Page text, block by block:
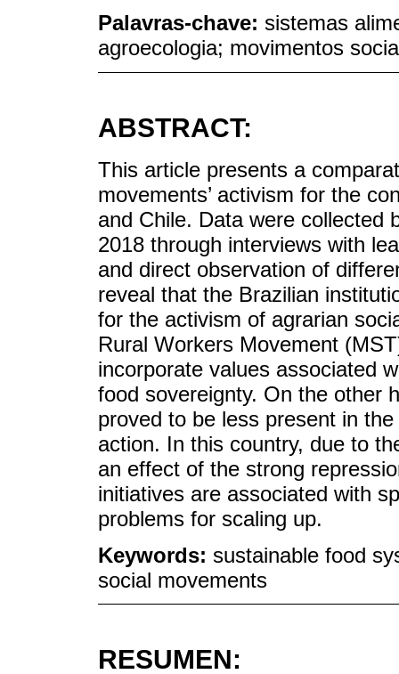
Palavras-chave: sistemas
agroecologia; movimentos
ABSTRACT:
This article presents a
movements’ activism for the
and Chile. Data were collected
2018 through interviews with
and direct observation of
reveal that the Brazilian
for the activism of agrarian
Rural Workers Movement
incorporate values associated
food sovereignty. On the other
proved to be less present in
action. In this country, due to
an effect of the strong
initiatives are associated with
problems for scaling up.
Keywords: sustainable food
social movements
RESUMEN: